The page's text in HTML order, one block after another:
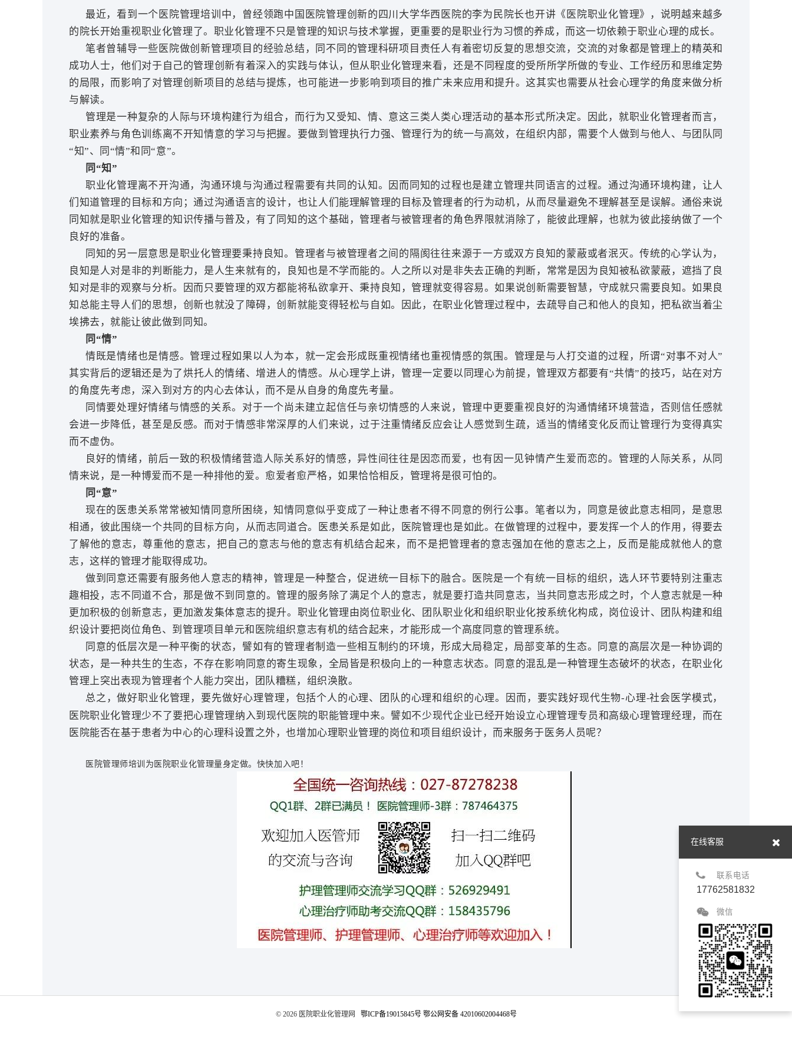
最近，看到一个医院管理培训中，曾经领跑中国医院管理创新的四川大学华西医院的李为民院长也开讲《医院职业化管理》，说明越来越多
的院长开始重视职业化管理了。职业化管理不只是管理的知识与技术掌握，更重要的是职业行为习惯的养成，而这一切依赖于职业心理的成长。
笔者曾辅导一些医院做创新管理项目的经验总结，同不同的管理科研项目责任人有着密切反复的思想交流，交流的对象都是管理上的精英和
成功人士，他们对于自己的管理创新有着深入的实践与体认，但从职业化管理来看，还是不同程度的受所所学所做的专业、工作经历和思维定势
的局限，而影响了对管理创新项目的总结与提炼，也可能进一步影响到项目的推广未来应用和提升。这其实也需要从社会心理学的角度来做分析
与解读。
管理是一种复杂的人际与环境构建行为组合，而行为又受知、情、意这三类人类心理活动的基本形式所决定。
因此，就职业化管理者而言，
职业素养与角色训练离不开知情意的学习与把握。要做到管理执行力强、管理行为的统一与高效，在组织内部，需要个人做到与他人、与团队同
“知”、同“情”和同“意”。
同 “知”
职业化管理离不开沟通，沟通环境与沟通过程需要有共同的认知。因而同知的过程也是建立管理共同语言的过程。通过沟通环境构建，让人
们知道管理的目标和方向；通过沟通语言的设计，也让人们能理解管理的目标及管理者的行为动机，从而尽量避免不理解甚至是误解。通俗来说
同知就是职业化管理的知识传播与普及，有了同知的这个基础，管理者与被管理者的角色界限就消除了，能彼此理解，也就为彼此接纳做了一个
良好的准备。
同知的另一层意思是职业化管理要秉持良知。管理者与被管理者之间的隔阂往往来源于一方或双方良知的蒙蔽或者泯灭。传统的心学认为，
良知是人对是非的判断能力，是人生来就有的，良知也是不学而能的。人之所以对是非失去正确的判断，常常是因为良知被私欲蒙蔽，遮挡了良
知对是非的观察与分析。因而只要管理的双方都能将私欲拿开、秉持良知，管理就变得容易。如果说创新需要智慧，守成就只需要良知。如果良
知总能主导人们的思想，创新也就没了障碍，创新就能变得轻松与自如。因此，在职业化管理过程中，去疏导自己和他人的良知，把私欲当着尘
埃拂去，就能让彼此做到同知。
同 “情”
情既是情绪也是情感。管理过程如果以人为本，就一定会形成既重视情绪也重视情感的氛围。管理是与人打交道的过程，所谓“对事不对人”
其实背后的逻辑还是为了烘托人的情绪、增进人的情感。从心理学上讲，管理一定要以同理心为前提，管理双方都要有“共情”的技巧，站在对方
的角度先考虑，深入到对方的内心去体认，而不是从自身的角度先考量。
同情要处理好情绪与情感的关系。对于一个尚未建立起信任与亲切情感的人来说，管理中更要重视良好的沟通情绪环境营造，否则信任感就
会进一步降低，甚至是反感。而对于情感非常深厚的人们来说，过于注重情绪反应会让人感觉到生疏，适当的情绪变化反而让管理行为变得真实
而不虚伪。
良好的情绪，前后一致的积极情绪营造人际关系好的情感，异性间往往是因恋而爱，也有因一见钟情产生爱而恋的。管理的人际关系，从同
情来说，是一种博爱而不是一种排他的爱。愈爱者愈严格，如果恰恰相反，管理将是很可怕的。
同 “意”
现在的医患关系常常被知情同意所困绕，知情同意似乎变成了一种让患者不得不同意的例行公事。笔者以为，同意是彼此意志相同，是意思
相通，彼此围绕一个共同的目标方向，从而志同道合。医患关系是如此，医院管理也是如此。在做管理的过程中，要发挥一个人的作用，得要去
了解他的意志，尊重他的意志，把自己的意志与他的意志有机结合起来，而不是把管理者的意志强加在他的意志之上，反而是能成就他人的意
志，这样的管理才能取得成功。
做到同意还需要有服务他人意志的精神，管理是一种整合，促进统一目标下的融合。医院是一个有统一目标的组织，选人环节要特别注重志
趣相投，志不同道不合，那是做不到同意的。管理的服务除了满足个人的意志，就是要打造共同意志，当共同意志形成之时，个人意志就是一种
更加积极的创新意志，更加激发集体意志的提升。职业化管理由岗位职业化、团队职业化和组织职业化按系统化构成，岗位设计、团队构建和组
织设计要把岗位角色、到管理项目单元和医院组织意志有机的结合起来，才能形成一个高度同意的管理系统。
同意的低层次是一种平衡的状态，譬如有的管理者制造一些相互制约的环境，形成大局稳定，局部变革的生态。同意的高层次是一种协调的
状态，是一种共生的生态，不存在影响同意的寄生现象，全局皆是积极向上的一种意志状态。同意的混乱是一种管理生态破坏的状态，在职业化
管理上突出表现为管理者个人能力突出，团队糟糕，组织涣散。
总之，做好职业化管理，要先做好心理管理，包括个人的心理、团队的心理和组织的心理。因而，要实践好现代生物-心理-社会医学模式，
医院职业化管理少不了要把心理管理纳入到现代医院的职能管理中来。譬如不少现代企业已经开始设立心理管理专员和高级心理管理经理，而在
医院能否在基于患者为中心的心理科设置之外，也增加心理职业管理的岗位和项目组织设计，而来服务于医务人员呢？
医院管理师培训为医院职业化管理量身定做。快快加入吧！
©️ 2026 医院职业化管理网 鄂ICP备19015845号 鄂公网安备 42010602004468号
在线客服
联系电话
17762581832
微信